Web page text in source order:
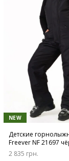
NEW
Детские
Freever NF 21697
2 835 грн.